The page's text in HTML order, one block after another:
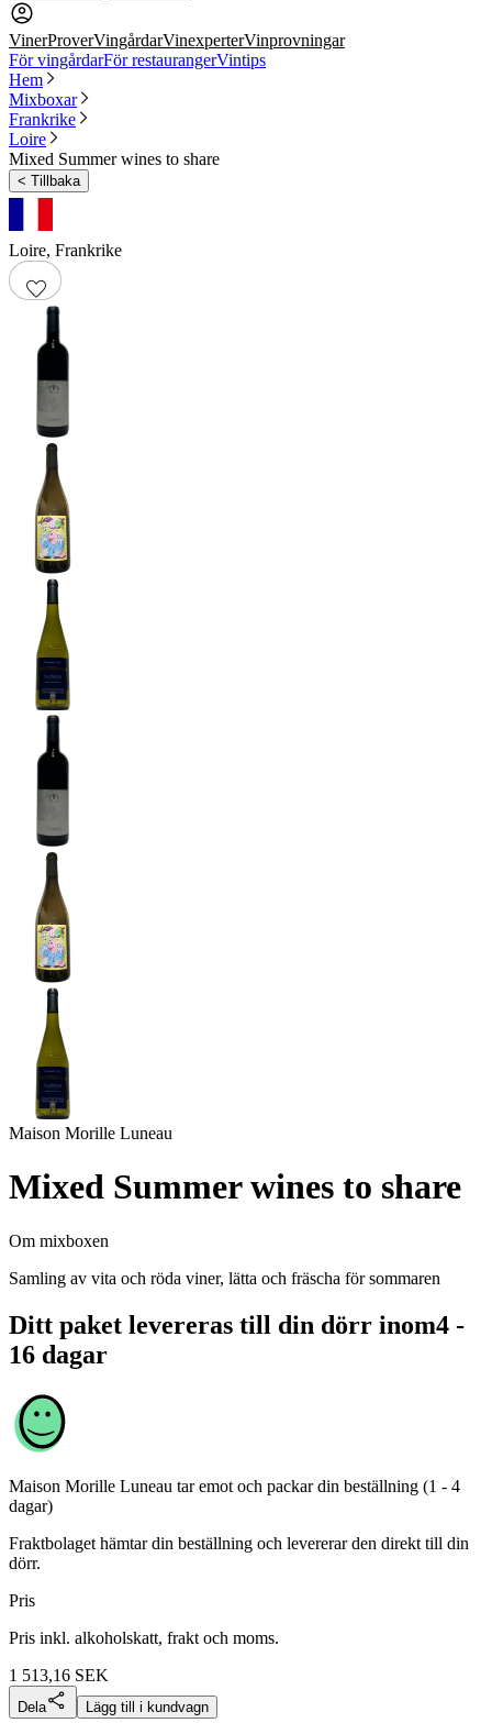
VinerProverVingårdarVinexperterVinprovningar
För vingårdarFör restaurangerVintips
Hem
Mixboxar
Frankrike
Loire
Mixed Summer wines to share
< Tillbaka
Loire, Frankrike
Maison Morille Luneau
Mixed Summer wines to share
Om mixboxen
Samling av vita och röda viner, lätta och fräscha för sommaren
Ditt paket levereras till din dörr inom4 -
16 dagar
Maison Morille Luneau tar emot och packar din beställning (1 - 4
dagar)
Fraktbolaget hämtar din beställning och levererar den direkt till din
dörr.
Pris
Pris inkl. alkoholskatt, frakt och moms.
1 513,16 SEK
Dela Lägg till i kundvagn